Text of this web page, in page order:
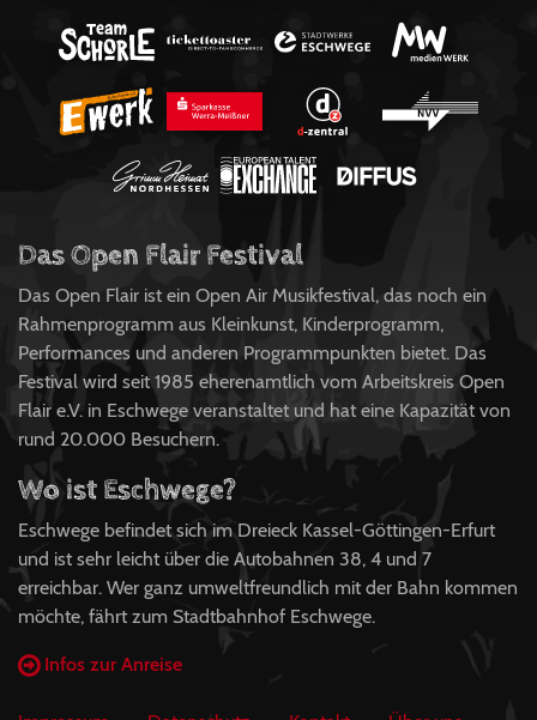
Das Open Flair Festival
Das Open Flair ist ein Open Air Musikfestival, das noch ein
Rahmenprogramm aus Kleinkunst, Kinderprogramm,
Performances und anderen Programmpunkten bietet. Das
Festival wird seit 1985 eherenamtlich vom Arbeitskreis Open
Flair e.V. in Eschwege veranstaltet und hat eine Kapazität von
rund 20.000 Besuchern.
Wo ist Eschwege?
Eschwege befindet sich im Dreieck Kassel-Göttingen-Erfurt
und ist sehr leicht über die Autobahnen 38, 4 und 7
erreichbar. Wer ganz umweltfreundlich mit der Bahn kommen
möchte, fährt zum Stadtbahnhof Eschwege.
Infos zur Anreise